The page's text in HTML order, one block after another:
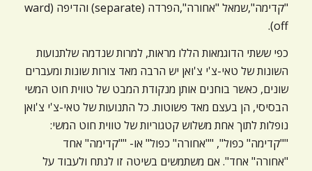
"קדימה",שמאל "אחורה",הפרדה (separate) והדיפה (ward
off).
כפי ששתי הדוגמאות הללו מראות, למרות שנדמה שלתנועות
השונות של טאי-צ'י צ'ואן יש הרבה מאד צורות שונות ומעברים
שונים, כאשר בוחנים אותן מנקודת המבט של טווית חוט המשי
הבסיסי, הן בעצם מאד פשוטות. כל התנועות של טאי-צ'י צ'ואן
נופלות לתוך אחת משלוש קטגוריות של טווית חוט המשי:
""קדימה" כפול", ""אחורה" כפול" או- ""קדימה" אחד
"אחורה" אחד". אם משתמשים בשיטה זו לנתח ולעבוד על